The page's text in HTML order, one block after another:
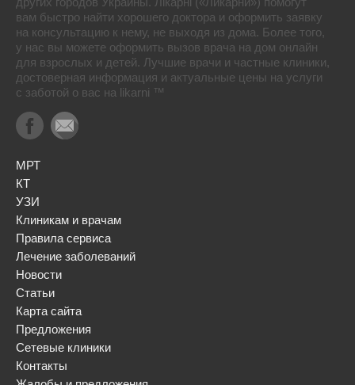
вам быстро найти хорошего доктора и оформить заявку
на консультацию к нему, не выходя из дома. Более того,
у нас вы можете оформить вызов врача на дом онлайн
для взрослых и детей. Лучшие врачи и частные клиники,
достоверная информация и актуальные цены на услуги
с заботой о вас на likarni ™
МРТ
КТ
УЗИ
Клиникам и врачам
Правила сервиса
Лечение заболеваний
Новости
Статьи
Карта сайта
Предложения
Сетевые клиники
Контакты